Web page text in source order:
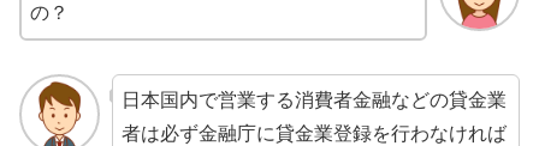
の？
日本国内で営業する消費者金融などの貸金業
者は必ず金融庁に貸金業登録を行わなければ